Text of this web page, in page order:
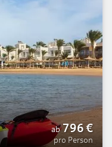
ab 796€
pro Person